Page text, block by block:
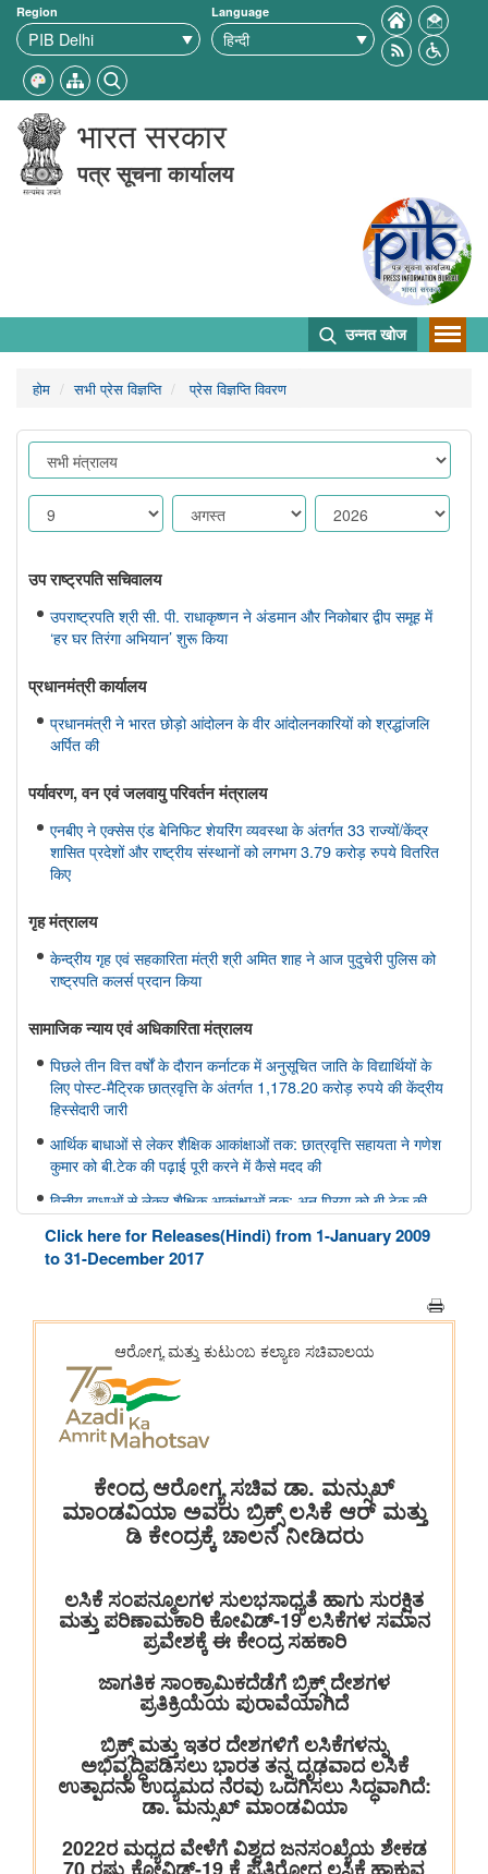
Region Language
भारत सरकार
पत्र सूचना कार्यालय
उन्नत खोज
होम सभी प्रेस विज्ञप्ति प्रेस विज्ञप्ति विवरण
उप राष्ट्रपति सचिवालय
उपराष्ट्रपति श्री सी. पी. राधाकृष्णन ने अंडमान और निकोबार द्वीप समूह में
‘हर घर तिरंगा अभियान’ शुरू किया
प्रधानमंत्री कार्यालय
प्रधानमंत्री ने भारत छोड़ो आंदोलन के वीर आंदोलनकारियों को श्रद्धांजलि
अर्पित की
पर्यावरण, वन एवं जलवायु परिवर्तन मंत्रालय
एनबीए ने एक्सेस एंड बेनिफिट शेयरिंग व्यवस्था के अंतर्गत 33 राज्यों/केंद्र
शासित प्रदेशों और राष्ट्रीय संस्थानों को लगभग 3.79 करोड़ रुपये वितरित
किए
गृह मंत्रालय
केन्द्रीय गृह एवं सहकारिता मंत्री श्री अमित शाह ने आज पुदुचेरी पुलिस को
राष्ट्रपति कलर्स प्रदान किया
सामाजिक न्‍याय एवं अधिकारिता मंत्रालय
पिछले तीन वित्त वर्षों के दौरान कर्नाटक में अनुसूचित जाति के विद्यार्थियों के
लिए पोस्ट-मैट्रिक छात्रवृत्ति के अंतर्गत 1,178.20 करोड़ रुपये की केंद्रीय
हिस्सेदारी जारी
आर्थिक बाधाओं से लेकर शैक्षिक आकांक्षाओं तक: छात्रवृत्ति सहायता ने गणेश
कुमार को बी.टेक की पढ़ाई पूरी करने में कैसे मदद की
वित्तीय बाधाओं से लेकर शैक्षिक आकांक्षाओं तक: अनु प्रिया को बी.टेक की
पढ़ाई पूरी करने में छात्रवृत्ति सहायता ने कैसे मदद की
वित्तीय बाधाओं से लेकर तकनीकी आकांक्षाओं तक: यारा महेश को बी.टेक की
अन्य
केंद्रीकृत जन शिकायत निवारण और निगरानी प्रणाली (सीपीग्राम)
Click here for Releases(Hindi) from 1-January 2009
to 31-December 2017